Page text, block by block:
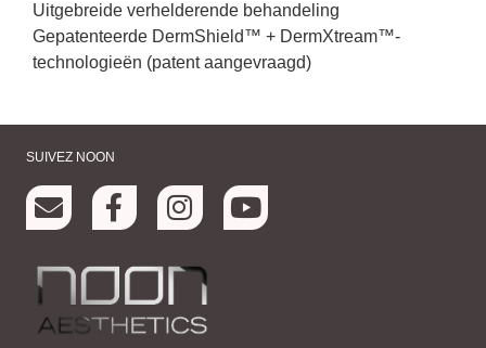
Uitgebreide verhelderende behandeling
Gepatenteerde DermShield™ + DermXtream™-
technologieën (patent aangevraagd)
SUIVEZ NOON